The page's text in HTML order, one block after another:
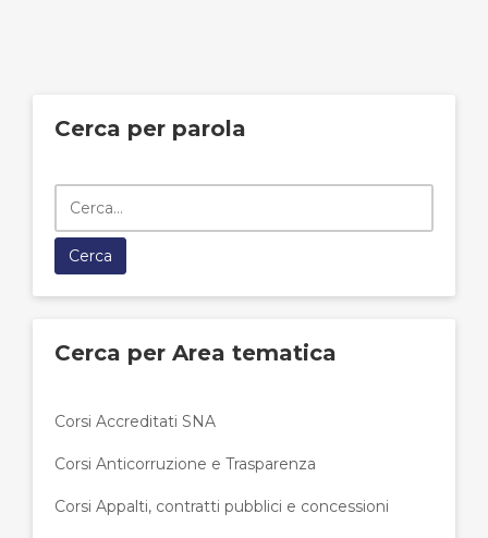
Cerca per parola
Cerca per Area tematica
Corsi Accreditati SNA
Corsi Anticorruzione e Trasparenza
Corsi Appalti, contratti pubblici e concessioni